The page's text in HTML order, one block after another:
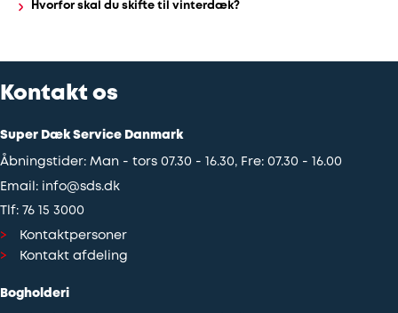
Hvorfor skal du skifte til vinterdæk?
Kontakt os
Super Dæk Service Danmark
Åbningstider: Man - tors 07.30 - 16.30, Fre: 07.30 - 16.00
Email: info@sds.dk
Tlf: 76 15 3000
Kontaktpersoner
Kontakt afdeling
Bogholderi